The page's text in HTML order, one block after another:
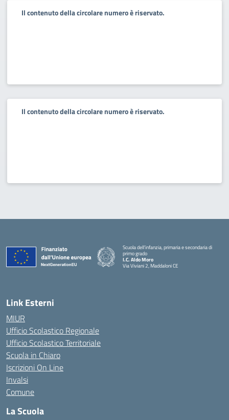
Il contenuto della circolare numero è riservato.
Il contenuto della circolare numero è riservato.
Scuola dell’infanzia, primaria e secondaria di
primo grado
I.C. Aldo Moro
Via Viviani 2, Maddaloni CE
Link Esterni
MIUR
Ufficio Scolastico Regionale
Ufficio Scolastico Territoriale
Scuola in Chiaro
Iscrizioni On Line
Invalsi
Comune
La Scuola